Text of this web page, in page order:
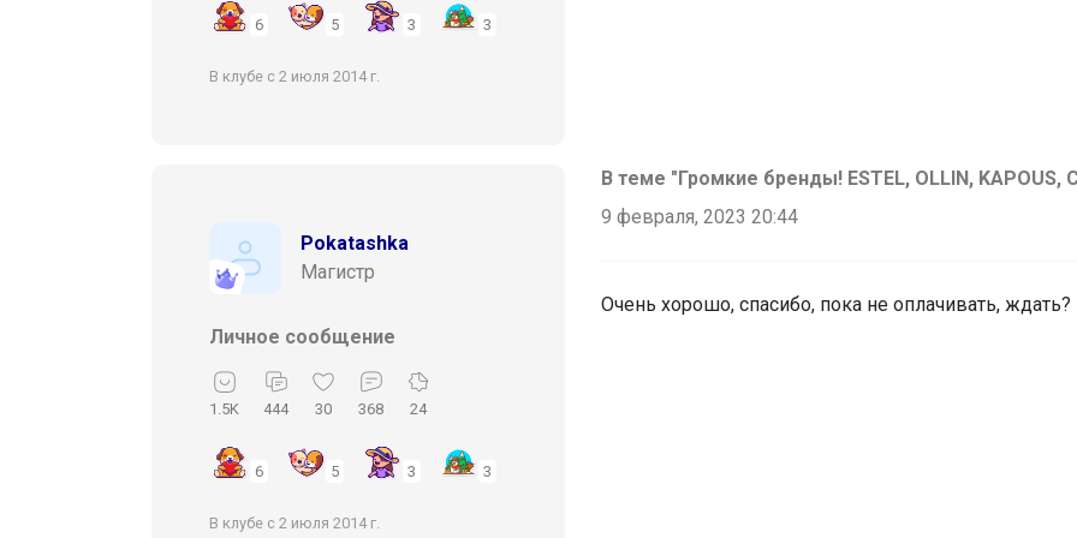
6 5 3 3
В клубе с 2 июля 2014 г.
Pokatashka
Магистр
Личное сообщение
1.5K 444 30 368 24
6 5 3 3
В клубе с 2 июля 2014 г.
В теме "Громкие бренды! ESTEL, OLLIN, KAPOUS,
9 февраля, 2023 20:44
Очень хорошо, спасибо, пока не оплачивать, ждать?